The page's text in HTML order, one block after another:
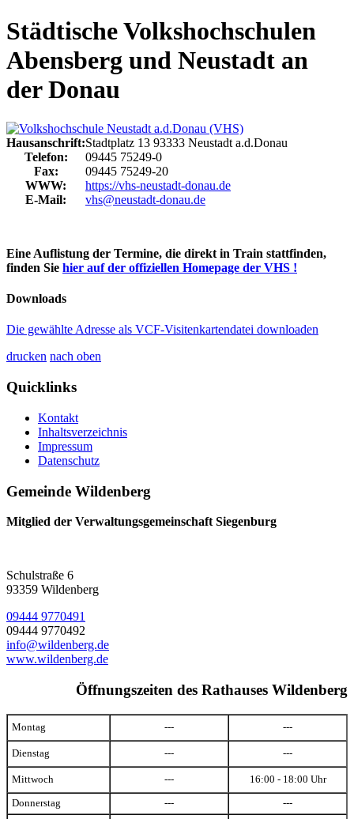
Städtische Volkshochschulen
Abensberg und Neustadt an
der Donau
Hausanschrift:Stadtplatz 13 93333 Neustadt a.d.Donau
Telefon:
09445 75249-0
Fax:
09445 75249-20
WWW:
https://vhs-neustadt-donau.de
E-Mail:
vhs@neustadt-donau.de
Eine Auflistung der Termine, die direkt in Train stattfinden,
finden Sie hier auf der offiziellen Homepage der VHS !
Downloads
Die gewählte Adresse als VCF-Visitenkartendatei downloaden
drucken nach oben
Quicklinks
Kontakt
Inhaltsverzeichnis
Impressum
Datenschutz
Gemeinde Wildenberg
Mitglied der Verwaltungsgemeinschaft Siegenburg
Schulstraße 6
93359 Wildenberg
09444 9770491
09444 9770492
info@wildenberg.de
www.wildenberg.de
Öffnungszeiten des Rathauses Wildenberg
Montag --- ---
Dienstag --- ---
Mittwoch --- 16:00 - 18:00 Uhr
Donnerstag --- ---